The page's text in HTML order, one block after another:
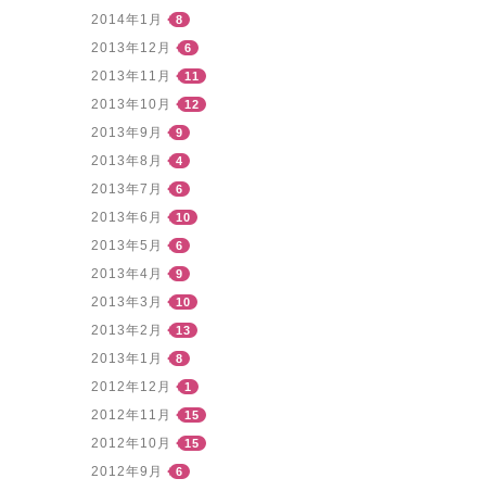
2014年1月 8
2013年12月 6
2013年11月 11
2013年10月 12
2013年9月 9
2013年8月 4
2013年7月 6
2013年6月 10
2013年5月 6
2013年4月 9
2013年3月 10
2013年2月 13
2013年1月 8
2012年12月 1
2012年11月 15
2012年10月 15
2012年9月 6